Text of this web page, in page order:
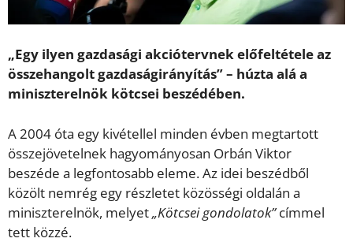
„Egy ilyen gazdasági akciótervnek előfeltétele az
összehangolt gazdaságirányítás” – húzta alá a
miniszterelnök kötcsei beszédében.
A 2004 óta egy kivétellel minden évben megtartott
összejövetelnek hagyományosan Orbán Viktor
beszéde a legfontosabb eleme. Az idei beszédből
közölt nemrég egy részletet közösségi oldalán a
miniszterelnök, melyet„Kötcsei gondolatok”címmel
tett közzé.